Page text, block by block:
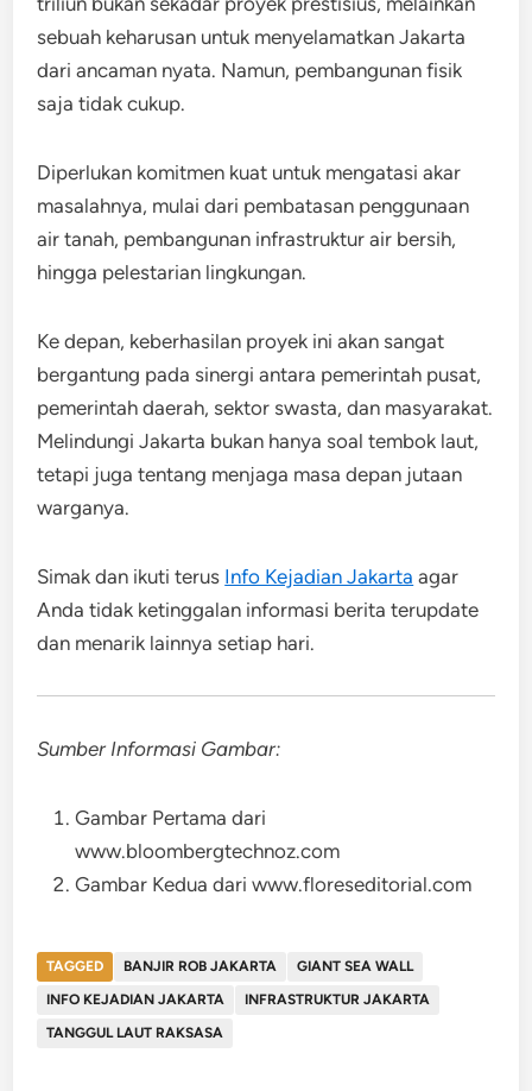
sebuah keharusan untuk menyelamatkan Jakarta
dari ancaman nyata. Namun, pembangunan fisik
saja tidak cukup.
Diperlukan komitmen kuat untuk mengatasi akar
masalahnya, mulai dari pembatasan penggunaan
air tanah, pembangunan infrastruktur air bersih,
hingga pelestarian lingkungan.
Ke depan, keberhasilan proyek ini akan sangat
bergantung pada sinergi antara pemerintah pusat,
pemerintah daerah, sektor swasta, dan masyarakat.
Melindungi Jakarta bukan hanya soal tembok laut,
tetapi juga tentang menjaga masa depan jutaan
warganya.
Simak dan ikuti terus Info Kejadian Jakarta agar
Anda tidak ketinggalan informasi berita terupdate
dan menarik lainnya setiap hari.
Sumber Informasi Gambar:
Gambar Pertama dari
www.bloombergtechnoz.com
Gambar Kedua dari www.floreseditorial.com
TAGGED BANJIR ROB JAKARTA
GIANT SEA WALL
INFO KEJADIAN JAKARTA
INFRASTRUKTUR JAKARTA
TANGGUL LAUT RAKSASA